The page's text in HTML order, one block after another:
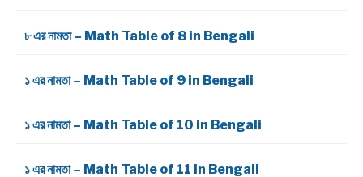
৮ এর নামতা – Math Table of 8 in Bengali
১ এর নামতা – Math Table of 9 in Bengali
১ এর নামতা – Math Table of 10 in Bengali
১ এর নামতা – Math Table of 11 in Bengali